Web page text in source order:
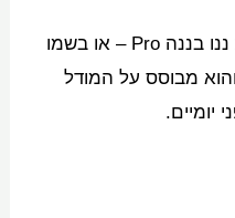
היום (חמישי), גוגל השיקה את ננו בננה Pro – או בשמו
הרשמי Gemini 3 Pro Image והוא מבוסס על המודל